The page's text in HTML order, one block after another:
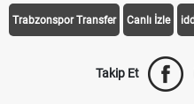
Trabzonspor Transfer Canlı İzle
Takip Et